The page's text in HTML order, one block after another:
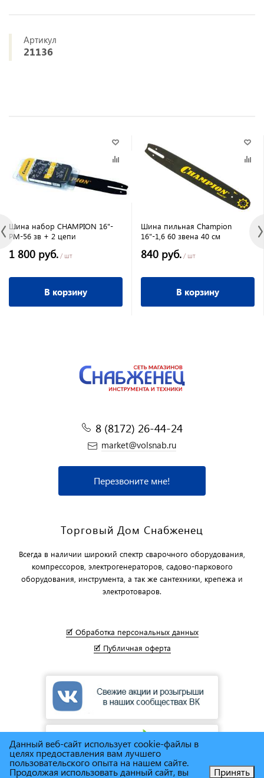
Артикул
21136
Шина набор CHAMPION 16"-
РМ-56 зв + 2 цепи
1 800 руб. / шт
В корзину
Шина пильная Champion
16"-1,6 60 звена 40 см
840 руб. / шт
В корзину
8 (8172) 26-44-24
market@volsnab.ru
Перезвоните мне!
Торговый Дом Снабженец
Всегда в наличии широкий спектр сварочного оборудования,
компрессоров, электрогенераторов, садово-паркового
оборудования, инструмента, а так же сантехники, крепежа и
электротоваров.
🗹 Обработка персональных данных
🗹 Публичная оферта
Данный веб-сайт использует cookie-файлы в
целях предоставления вам лучшего
пользовательского опыта на нашем сайте.
Продолжая использовать данный сайт, вы Принять